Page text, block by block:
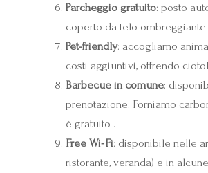
Parcheggio gratuito: posto
coperto da telo ombreggiante
Pet-friendly: accogliamo
costi aggiuntivi, offrendo
Barbecue in comune:
prenotazione. Forniamo
è gratuito .
Free Wi‑Fi: disponibile nelle
ristorante, veranda) e in